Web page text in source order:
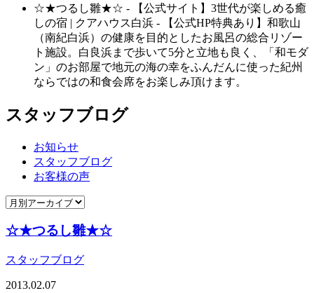
☆★つるし雛★☆ - 【公式サイト】3世代が楽しめる癒
しの宿 | クアハウス白浜 - 【公式HP特典あり】和歌山
（南紀白浜）の健康を⽬的としたお⾵呂の総合リゾー
ト施設。白良浜まで歩いて5分と立地も良く、「和モダ
ン」のお部屋で地元の海の幸をふんだんに使った紀州
ならではの和⾷会席をお楽しみ頂けます。
スタッフブログ
お知らせ
スタッフブログ
お客様の声
☆★つるし雛★☆
スタッフブログ
2013.02.07